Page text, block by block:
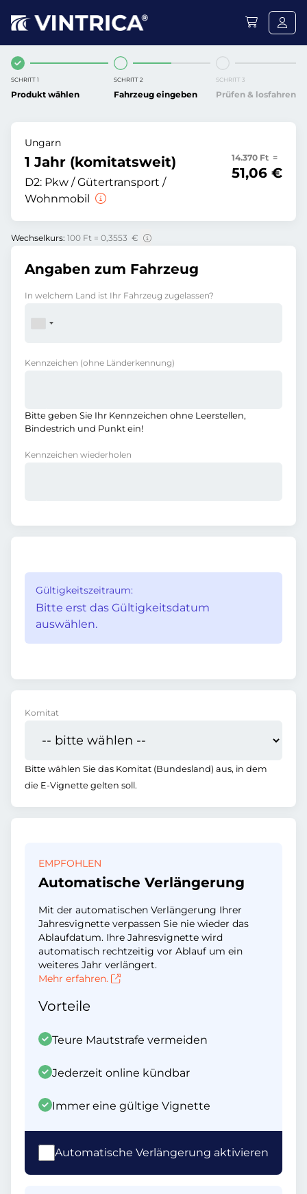
SCHRITT 1
Produkt wählen
SCHRITT 2
Fahrzeug eingeben
SCHRITT 3
Prüfen & losfahren
Ungarn
1 Jahr (komitatsweit)
D2: Pkw / Gütertransport /
Wohnmobil
14.370 Ft =
51,06 €
Wechselkurs: 100 Ft = 0,3553 €
Angaben zum Fahrzeug
In welchem Land ist Ihr Fahrzeug zugelassen?
Kennzeichen (ohne Länderkennung)
Bitte geben Sie Ihr Kennzeichen ohne Leerstellen,
Bindestrich und Punkt ein!
Kennzeichen wiederholen
Gültigkeitszeitraum:
Bitte erst das Gültigkeitsdatum
auswählen.
Komitat
Bitte wählen Sie das Komitat (Bundesland) aus, in dem
die E-Vignette gelten soll.
EMPFOHLEN
Automatische Verlängerung
Mit der automatischen Verlängerung Ihrer
Jahresvignette verpassen Sie nie wieder das
Ablaufdatum. Ihre Jahresvignette wird
automatisch rechtzeitig vor Ablauf um ein
weiteres Jahr verlängert.
Mehr erfahren.
Vorteile
Teure Mautstrafe vermeiden
Jederzeit online kündbar
Immer eine gültige Vignette
Automatische Verlängerung aktivieren